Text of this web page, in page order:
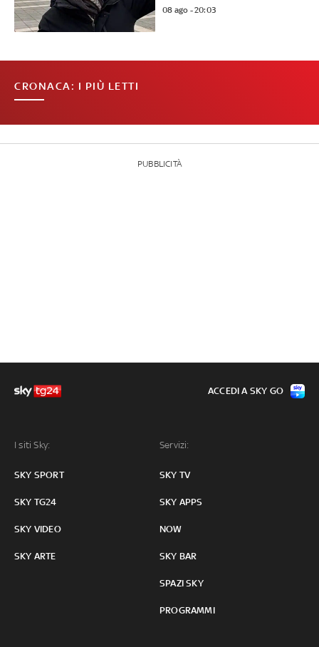
08 ago - 20:03
CRONACA: I PIÙ LETTI
PUBBLICITÀ
I siti Sky:
SKY SPORT
SKY TG24
SKY VIDEO
SKY ARTE
Servizi:
SKY TV
SKY APPS
NOW
SKY BAR
SPAZI SKY
PROGRAMMI
ACCEDI A SKY GO